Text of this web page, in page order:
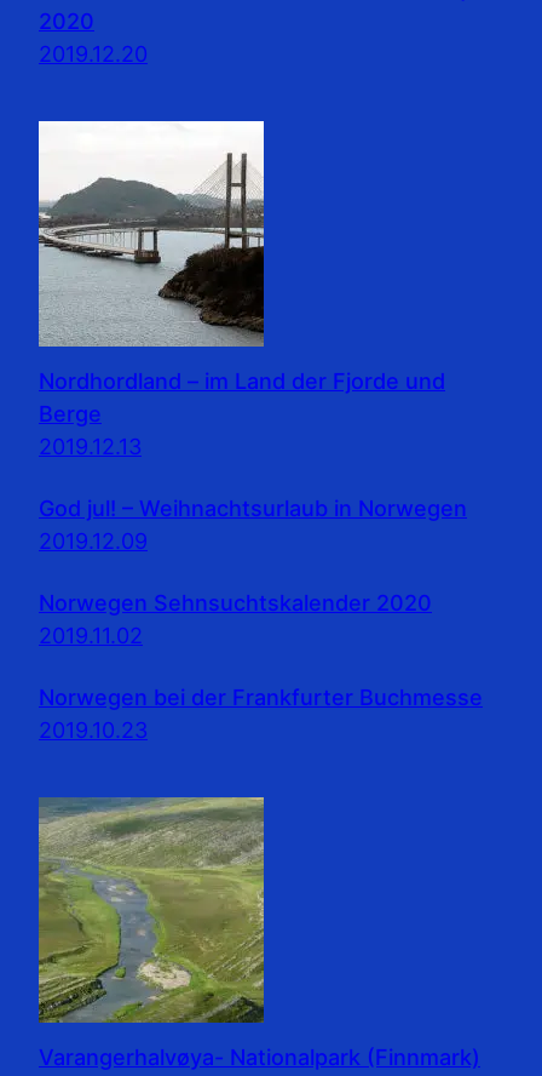
2020
2019.12.20
Nordhordland – im Land der Fjorde und
Berge
2019.12.13
God jul! – Weihnachtsurlaub in Norwegen
2019.12.09
Norwegen Sehnsuchtskalender 2020
2019.11.02
Norwegen bei der Frankfurter Buchmesse
2019.10.23
Varangerhalvøya- Nationalpark (Finnmark)